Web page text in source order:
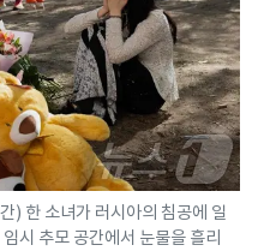
) 한 소녀가 러시아의 침공에 일
시 추모 공간에서 눈물을 흘리